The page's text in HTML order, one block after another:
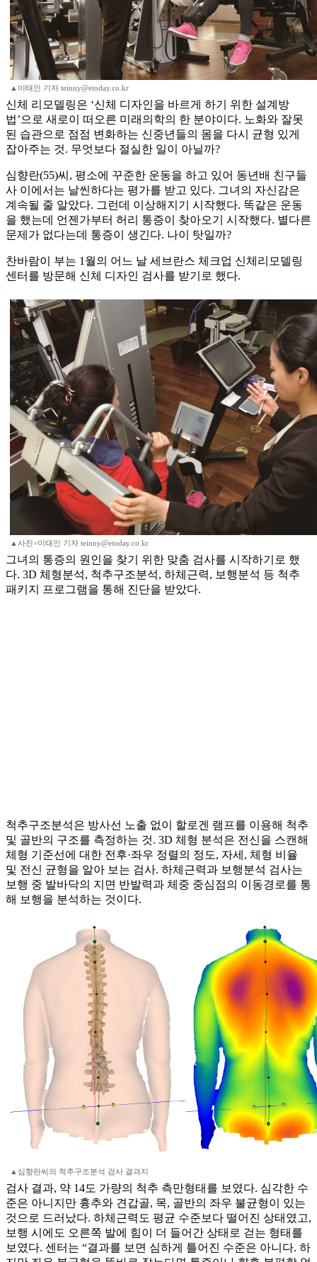
▲이태인 기자 teinny@etoday.co.kr
신체 리모델링은 ‘신체 디자인을 바르게 하기 위한 설계방
법’으로 새로이 떠오른 미래의학의 한 분야이다. 노화와 잘못
된 습관으로 점점 변화하는 신중년들의 몸을 다시 균형 있게
잡아주는 것. 무엇보다 절실한 일이 아닐까?
심향란(55)씨, 평소에 꾸준한 운동을 하고 있어 동년배 친구들
사 이에서는 날씬하다는 평가를 받고 있다. 그녀의 자신감은
계속될 줄 알았다. 그런데 이상해지기 시작했다. 똑같은 운동
을 했는데 언젠가부터 허리 통증이 찾아오기 시작했다. 별다른
문제가 없다는데 통증이 생긴다. 나이 탓일까?
찬바람이 부는 1월의 어느 날 세브란스 체크업 신체리모델링
센터를 방문해 신체 디자인 검사를 받기로 했다.
▲사진=이태인 기자 teinny@etoday.co.kr
그녀의 통증의 원인을 찾기 위한 맞춤 검사를 시작하기로 했
다. 3D 체형분석, 척추구조분석, 하체근력, 보행분석 등 척추
패키지 프로그램을 통해 진단을 받았다.
척추구조분석은 방사선 노출 없이 할로겐 램프를 이용해 척추
및 골반의 구조를 측정하는 것. 3D 체형 분석은 전신을 스캔해
체형 기준선에 대한 전후·좌우 정렬의 정도, 자세, 체형 비율
및 전신 균형을 알아 보는 검사. 하체근력과 보행분석 검사는
보행 중 발바닥의 지면 반발력과 체중 중심점의 이동경로를 통
해 보행을 분석하는 것이다.
▲심향란씨의 척추구조분석 검사 결과지
검사 결과, 약 14도 가량의 척추 측만형태를 보였다. 심각한 수
준은 아니지만 흉추와 견갑골, 목, 골반의 좌우 불균형이 있는
것으로 드러났다. 하체근력도 평균 수준보다 떨어진 상태였고,
보행 시에도 오른쪽 발에 힘이 더 들어간 상태로 걷는 형태를
보였다. 센터는 “결과를 보면 심하게 틀어진 수준은 아니다. 하